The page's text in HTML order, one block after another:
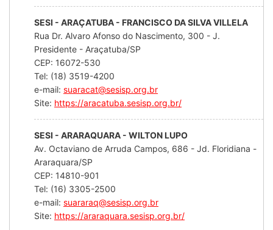
SESI - ARAÇATUBA - FRANCISCO DA SILVA VILLELA
Rua Dr. Alvaro Afonso do Nascimento, 300 - J.
Presidente - Araçatuba/SP
CEP: 16072-530
Tel: (18) 3519-4200
e-mail: suaracat@sesisp.org.br
Site: https://aracatuba.sesisp.org.br/
SESI - ARARAQUARA - WILTON LUPO
Av. Octaviano de Arruda Campos, 686 - Jd. Floridiana -
Araraquara/SP
CEP: 14810-901
Tel: (16) 3305-2500
e-mail: suararaq@sesisp.org.br
Site: https://araraquara.sesisp.org.br/